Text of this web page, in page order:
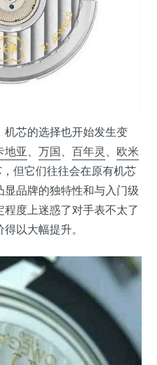
芯的选择也开始发生变
地亚、 万国、 百年灵 、 欧米
但它们往往会在原有机芯
品牌的独特性和与入门级
度上迷惑了对手表不太了
以大幅提升。